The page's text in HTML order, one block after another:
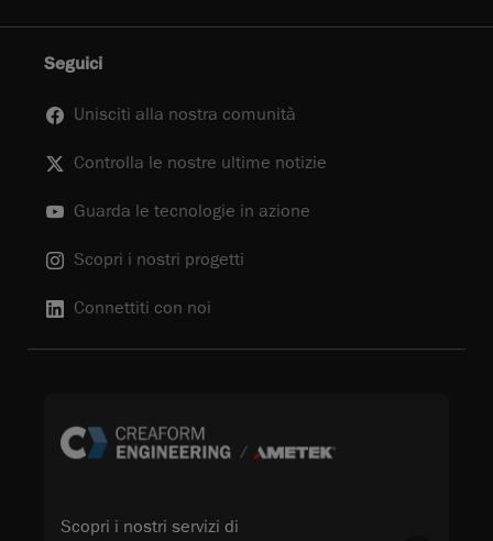
Seguici
Unisciti alla nostra comunità
Controlla le nostre ultime notizie
Guarda le tecnologie in azione
Scopri i nostri progetti
Connettiti con noi
Scopri i nostri servizi di